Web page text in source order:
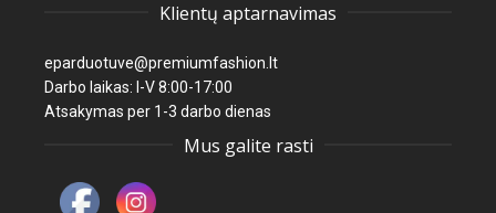
Klientų aptarnavimas
eparduotuve@premiumfashion.lt
Darbo laikas: I-V 8:00-17:00
Atsakymas per 1-3 darbo dienas
Mus galite rasti